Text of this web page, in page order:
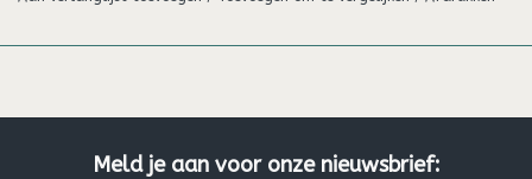
balsem je glimlachen. We gebruiken niet één maar twee
Ingrediënten:Prunus amygdalus dulcis (zoete amandel) olie, ‡
Meld je aan voor onze nieuwsbrief: